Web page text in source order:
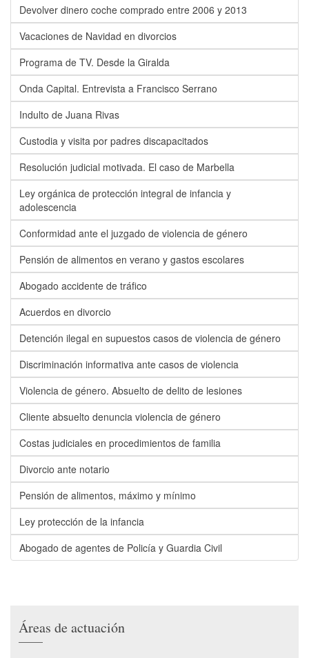
Devolver dinero coche comprado entre 2006 y 2013
Vacaciones de Navidad en divorcios
Programa de TV. Desde la Giralda
Onda Capital. Entrevista a Francisco Serrano
Indulto de Juana Rivas
Custodia y visita por padres discapacitados
Resolución judicial motivada. El caso de Marbella
Ley orgánica de protección integral de infancia y
adolescencia
Conformidad ante el juzgado de violencia de género
Pensión de alimentos en verano y gastos escolares
Abogado accidente de tráfico
Acuerdos en divorcio
Detención ilegal en supuestos casos de violencia de género
Discriminación informativa ante casos de violencia
Violencia de género. Absuelto de delito de lesiones
Cliente absuelto denuncia violencia de género
Costas judiciales en procedimientos de familia
Divorcio ante notario
Pensión de alimentos, máximo y mínimo
Ley protección de la infancia
Abogado de agentes de Policía y Guardia Civil
Áreas de actuación